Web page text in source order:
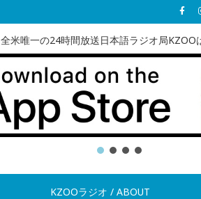
全米唯一の24時間放送日本語ラジオ局KZOO
KZOOラジオ / ABOUT